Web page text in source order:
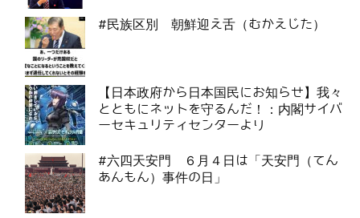
#民族区別 朝鮮迎え舌（むかえじた）
【日本政府から日本国民にお知らせ】我々
とともにネットを守るんだ！：内閣サイバ
ーセキュリティセンターより
#六四天安門 ６月４日は「天安門（てん
あんもん）事件の日」